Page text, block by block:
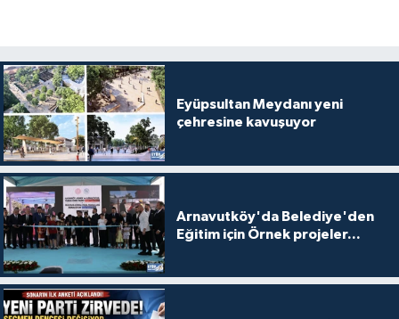
Eyüpsultan Meydanı yeni
çehresine kavuşuyor
Arnavutköy'da Belediye'den
Eğitim için Örnek projeler...